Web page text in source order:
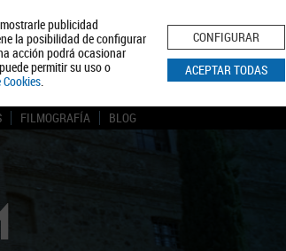
publicidad
la posibilidad de configurar
acción podrá ocasionar
permitir su uso o
.
CONFIGURAR
ACEPTAR TODAS
Política de Privacidad Aviso Legal Política de Cookies
BUSCAR
FILMOGRAFÍA BLOG